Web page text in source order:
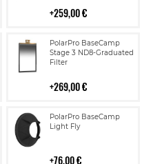
259,00 €
PolarPro BaseCamp
Stage 3 ND8-Graduated
Filter
269,00 €
Lisää
ostoskoriin
PolarPro BaseCamp
Light Fly
76,00 €
Lisää
ostoskoriin